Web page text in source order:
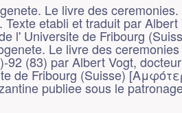
Le livre des ceremonies.
etabli et traduit par Albert
l' Universite de Fribourg
Le livre des
92 (83) par Albert Vogt,
de Fribourg (Suisse)
publiee sous le